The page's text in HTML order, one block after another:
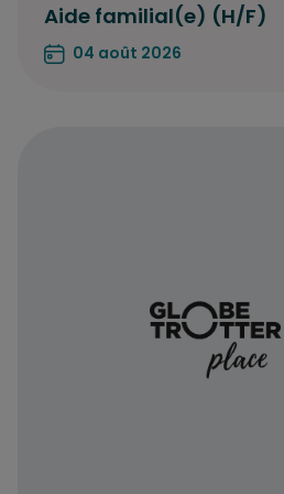
Aide familial(e) (H/F)
04 août 2026